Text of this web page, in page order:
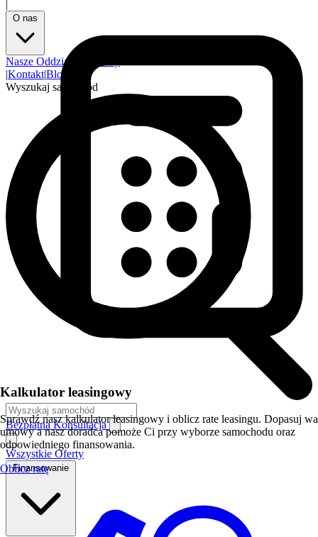
|
Nasze Oddziały
|Kontakt|Blog
Wyszukaj samochód
Bezpłatna Konsultacja
Wszystkie Oferty
Finansowanie
Kalkulator leasingowy
Sprawdź nasz kalkulator leasingowy i oblicz rate leasingu. Dopasuj
umowy a nasz doradca pomoże Ci przy wyborze samochodu oraz
odpowiedniego finansowania.
Oblicz ratę